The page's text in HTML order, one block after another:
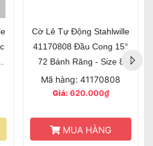
Cờ Lê Tự Động Stahlwille
41170808 Đầu Cong 15°
72 Bánh Răng - Size 8
Mã hàng: 41170808
Giá:620.000₫
MUA HÀNG